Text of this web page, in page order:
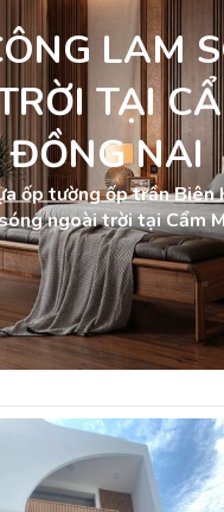
LAM
TẠI
ĐỒNG NAI
ốp tường ốp trần Biên
ngoài trời tại Cẩm